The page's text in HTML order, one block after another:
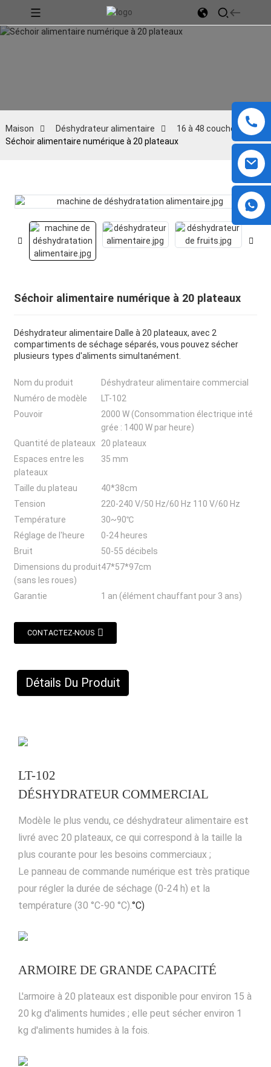
Maison Déshydrateur alimentaire
16 à 48 couches
Séchoir alimentaire numérique à 20 plateaux
Séchoir alimentaire numérique à 20 plateaux
Déshydrateur alimentaire Dalle à 20 plateaux, avec 2
compartiments de séchage séparés, vous pouvez sécher
plusieurs types d'aliments simultanément.
Nom du produit
Déshydrateur alimentaire commercial
Numéro de modèle
LT-102
Pouvoir
2000 W (Consommation électrique inté
grée : 1400 W par heure)
Quantité de plateaux
20 plateaux
Espaces entre les
plateaux
35 mm
Taille du plateau
40*38cm
Tension
220-240 V/50 Hz/60 Hz 110 V/60 Hz
Température
30~90℃
Réglage de l'heure
0-24 heures
Bruit
50-55 décibels
Dimensions du produit
(sans les roues)
47*57*97cm
Garantie 1 an (élément chauffant pour 3 ans)
CONTACTEZ-NOUS
Détails Du Produit
LT-102
DÉSHYDRATEUR COMMERCIAL
Modèle le plus vendu, ce déshydrateur alimentaire est
livré avec 20 plateaux, ce qui correspond à la taille la
plus courante pour les besoins commerciaux ;
Le panneau de commande numérique est très pratique
pour régler la durée de séchage (0-24 h) et la
température (30 °C-90 °C).°C)
ARMOIRE DE GRANDE CAPACITÉ
L'armoire à 20 plateaux est disponible pour environ 15 à
20 kg d'aliments humides ; elle peut sécher environ 1
kg d'aliments humides à la fois.